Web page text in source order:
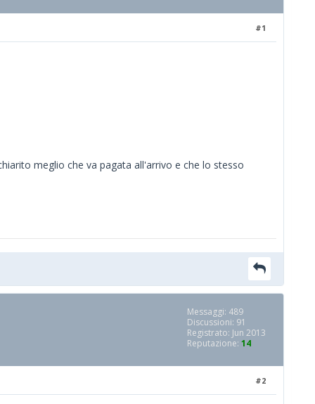
#1
meglio che va pagata all'arrivo e che lo stesso
Messaggi: 489
Discussioni: 91
Registrato: Jun 2013
Reputazione: 14
#2